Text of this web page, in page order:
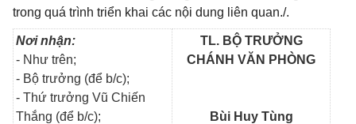
trong quá trình triển khai các nội dung liên quan./.
Nơi nhận:
- Như trên;
- Bộ trưởng (để b/c);
- Thứ trưởng Vũ Chiến
Thắng (để b/c);
TL. BỘ TRƯỞNG
CHÁNH VĂN PHÒNG
Bùi Huy Tùng